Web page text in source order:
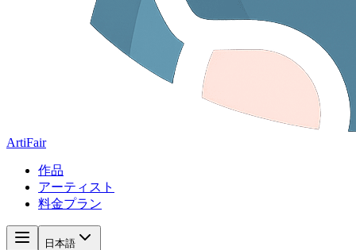
ArtiFair
作品
アーティスト
料金プラン
日本語